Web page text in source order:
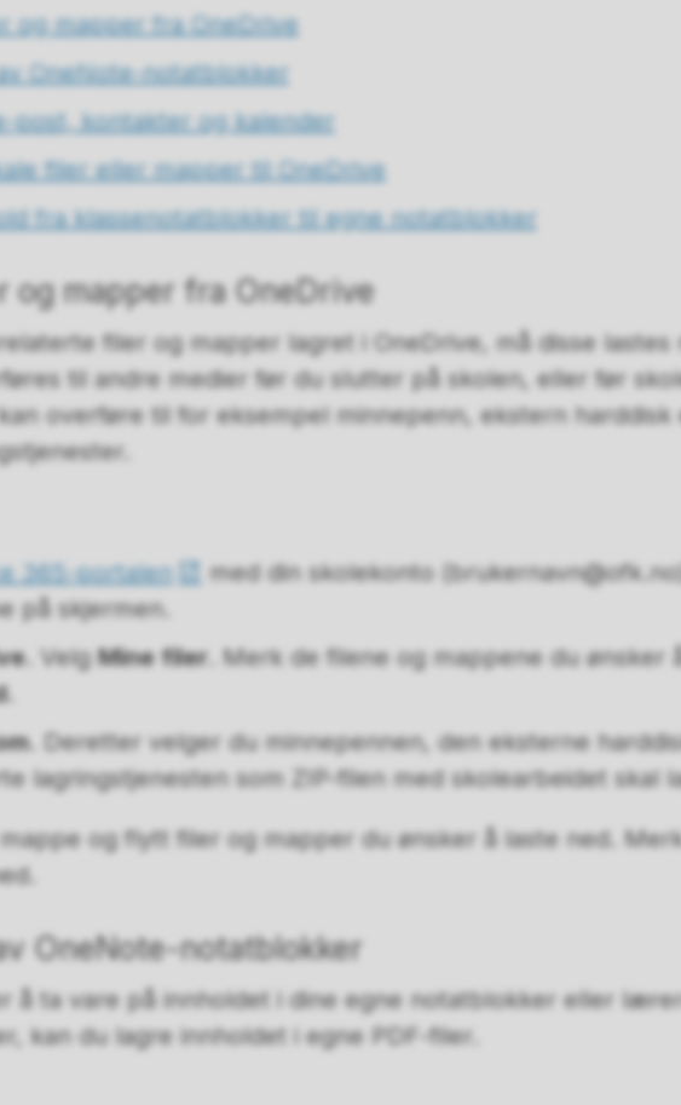
og mapper fra OneDrive
OneNote-notatblokker
post, kontakter og kalender
filer eller mapper til OneDrive
fra klassenotatblokker til egne notatblokker
og mapper fra OneDrive
filer og mapper lagret i OneDrive, må disse lastes
til andre medier før du slutter på skolen, eller før
overføre til for eksempel minnepenn, ekstern harddisk
365-portalen
med din skolekonto
på skjermen.
. VelgMine filer . Merk de filene og mappene du ønsker
.
. Deretter velger du minnepennen, den eksterne
lagringstjenesten som ZIP-filen med skolearbeidet skal
mappe og flytt filer og mapper du ønsker å laste ned.
OneNote-notatblokker
å ta vare på innholdet i dine egne notatblokker eller
kan du lagre innholdet i egne PDF-filer.